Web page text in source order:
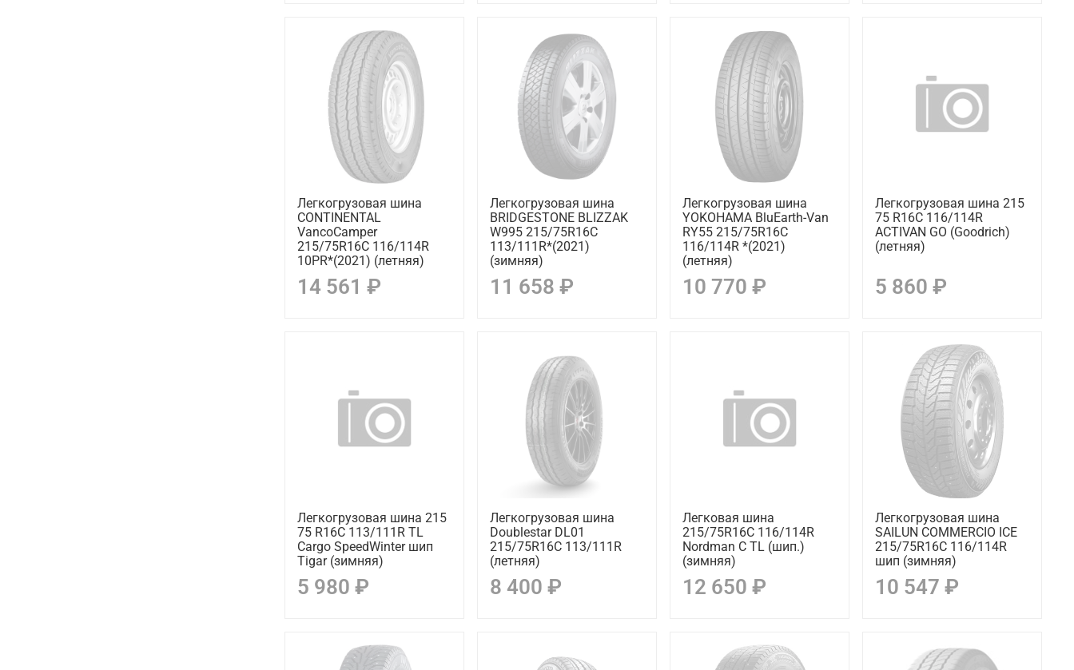
Легкогрузовая шина
CONTINENTAL
VancoCamper
215/75R16C 116/114R
10PR*(2021) (летняя)
14 561 ₽
Легкогрузовая шина
BRIDGESTONE BLIZZAK
W995 215/75R16C
113/111R*(2021)
(зимняя)
11 658 ₽
Легкогрузовая шина
YOKOHAMA BluEarth-Van
RY55 215/75R16C
116/114R *(2021)
(летняя)
10 770 ₽
Легкогрузовая шина 215
75 R16C 116/114R
ACTIVAN GO (Goodrich)
(летняя)
5 860 ₽
Легкогрузовая шина 215
75 R16C 113/111R TL
Cargo SpeedWinter шип
Tigar (зимняя)
5 980 ₽
Легкогрузовая шина
Doublestar DL01
215/75R16C 113/111R
(летняя)
8 400 ₽
Легковая шина
215/75R16C 116/114R
Nordman C TL (шип.)
(зимняя)
12 650 ₽
Легкогрузовая шина
SAILUN COMMERCIO ICE
215/75R16C 116/114R
шип (зимняя)
10 547 ₽